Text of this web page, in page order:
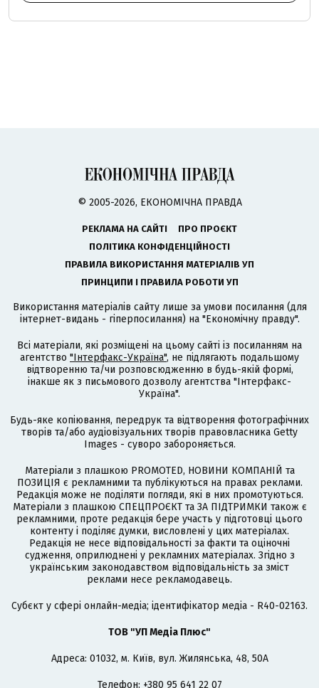
© 2005-2026, ЕКОНОМІЧНА ПРАВДА
РЕКЛАМА НА САЙТІ
ПРО ПРОЄКТ
ПОЛІТИКА КОНФІДЕНЦІЙНОСТІ
ПРАВИЛА ВИКОРИСТАННЯ МАТЕРІАЛІВ УП
ПРИНЦИПИ І ПРАВИЛА РОБОТИ УП
Використання матеріалів сайту лише за умови посилання (для
інтернет-видань - гіперпосилання) на "Економічну правду".
Всі матеріали, які розміщені на цьому сайті із посиланням на
агентство "Інтерфакс-Україна", не підлягають подальшому
відтворенню та/чи розповсюдженню в будь-якій формі,
інакше як з письмового дозволу агентства "Інтерфакс-
Україна".
Будь-яке копіювання, передрук та відтворення фотографічних
творів та/або аудіовізуальних творів правовласника Getty
Images - суворо забороняється.
Матеріали з плашкою PROMOTED, НОВИНИ КОМПАНІЙ та
ПОЗИЦІЯ є рекламними та публікуються на правах реклами.
Редакція може не поділяти погляди, які в них промотуються.
Матеріали з плашкою СПЕЦПРОЄКТ та ЗА ПІДТРИМКИ також є
рекламними, проте редакція бере участь у підготовці цього
контенту і поділяє думки, висловлені у цих матеріалах.
Редакція не несе відповідальності за факти та оціночні
судження, оприлюднені у рекламних матеріалах. Згідно з
українським законодавством відповідальність за зміст
реклами несе рекламодавець.
Cубєкт у сфері онлайн-медіа; ідентифікатор медіа - R40-02163.
ТОВ "УП Медіа Плюс"
Адреса: 01032, м. Київ, вул. Жилянська, 48, 50А
Телефон: +380 95 641 22 07